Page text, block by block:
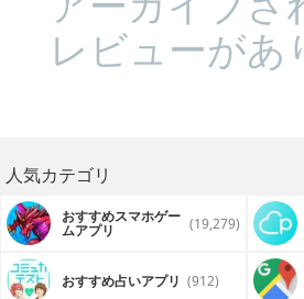
レビューがあ
人気カテゴリ
おすすめスマホゲー
ムアプリ (19,279)
おすすめ占いアプリ (912)